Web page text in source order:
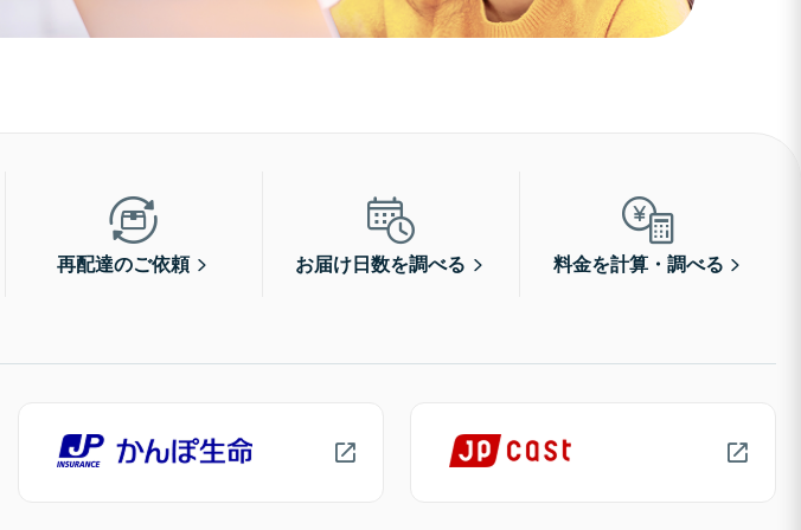
再配達のご依頼 お届け日数を調べる 料金を計算・調べる